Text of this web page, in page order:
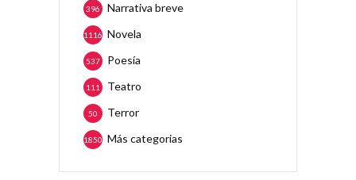
Narrativa breve
396
Novela
1116
Poesía
537
Teatro
111
Terror
50
Más categorias
1850